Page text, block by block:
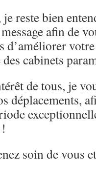
reste bien
afin de
d’améliorer
cabinets
de tous, je
déplacements,
soin de vous